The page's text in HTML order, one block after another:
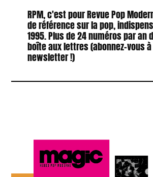
RPM, c'est pour Revue Pop
de référence sur la pop,
1995. Plus de 24 numéros par an
boîte aux lettres (abonnez-vous
newsletter !)